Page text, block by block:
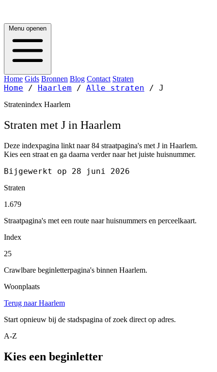
Menu openen
Home Gids Bronnen Blog Contact Straten
Home / Haarlem / Alle straten / J
Stratenindex Haarlem
Straten met J in Haarlem
Deze indexpagina linkt naar 84 straatpagina's met J in Haarlem.
Kies een straat en ga daarna verder naar het juiste huisnummer.
Bijgewerkt op 28 juni 2026
Straten
1.679
Straatpagina's met een route naar huisnummers en perceelkaart.
Index
25
Crawlbare beginletterpagina's binnen Haarlem.
Woonplaats
Terug naar Haarlem
Start opnieuw bij de stadspagina of zoek direct op adres.
A-Z
Kies een beginletter